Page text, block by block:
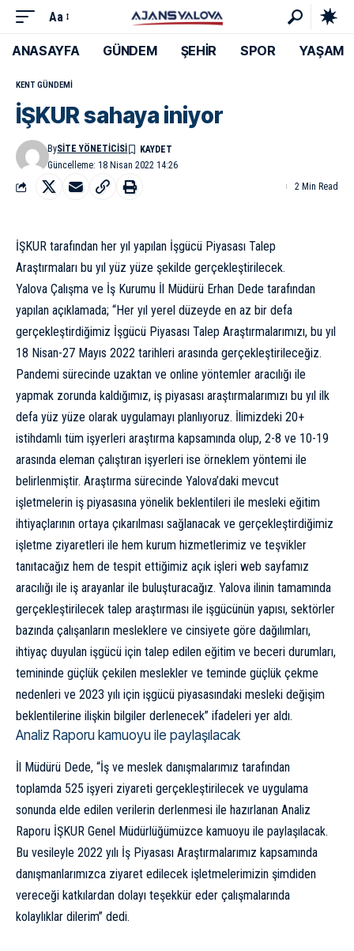
Aa
ANASAYFA GÜNDEM ŞEHİR SPOR YAŞAM
KENT GÜNDEMI
İŞKUR sahaya iniyor
Güncelleme: 18 Nisan 2022 14:26
BySITE YÖNETICISI
2 Min Read
İŞKUR tarafından her yıl yapılan İşgücü Piyasası Talep
Araştırmaları bu yıl yüz yüze şekilde gerçekleştirilecek.
Yalova Çalışma ve İş Kurumu İl Müdürü Erhan Dede tarafından
yapılan açıklamada; “Her yıl yerel düzeyde en az bir defa
gerçekleştirdiğimiz İşgücü Piyasası Talep Araştırmalarımızı, bu yıl
18 Nisan-27 Mayıs 2022 tarihleri arasında gerçekleştirileceğiz.
Pandemi sürecinde uzaktan ve online yöntemler aracılığı ile
yapmak zorunda kaldığımız, iş piyasası araştırmalarımızı bu yıl ilk
defa yüz yüze olarak uygulamayı planlıyoruz. İlimizdeki 20+
istihdamlı tüm işyerleri araştırma kapsamında olup, 2-8 ve 10-19
arasında eleman çalıştıran işyerleri ise örneklem yöntemi ile
belirlenmiştir. Araştırma sürecinde Yalova’daki mevcut
işletmelerin iş piyasasına yönelik beklentileri ile mesleki eğitim
ihtiyaçlarının ortaya çıkarılması sağlanacak ve gerçekleştirdiğimiz
işletme ziyaretleri ile hem kurum hizmetlerimiz ve teşvikler
tanıtacağız hem de tespit ettiğimiz açık işleri web sayfamız
aracılığı ile iş arayanlar ile buluşturacağız. Yalova ilinin tamamında
gerçekleştirilecek talep araştırması ile işgücünün yapısı, sektörler
bazında çalışanların mesleklere ve cinsiyete göre dağılımları,
ihtiyaç duyulan işgücü için talep edilen eğitim ve beceri durumları,
temininde güçlük çekilen meslekler ve teminde güçlük çekme
nedenleri ve 2023 yılı için işgücü piyasasındaki mesleki değişim
beklentilerine ilişkin bilgiler derlenecek” ifadeleri yer aldı.
Analiz Raporu kamuoyu ile paylaşılacak
İl Müdürü Dede, “İş ve meslek danışmalarımız tarafından
toplamda 525 işyeri ziyareti gerçekleştirilecek ve uygulama
sonunda elde edilen verilerin derlenmesi ile hazırlanan Analiz
Raporu İŞKUR Genel Müdürlüğümüzce kamuoyu ile paylaşılacak.
Bu vesileyle 2022 yılı İş Piyasası Araştırmalarımız kapsamında
danışmanlarımızca ziyaret edilecek işletmelerimizin şimdiden
vereceği katkılardan dolayı teşekkür eder çalışmalarında
kolaylıklar dilerim” dedi.